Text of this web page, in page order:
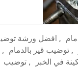
, افضل ورشة توضي
, توضيب قير بالدمام
,
في الخبر , توضيب